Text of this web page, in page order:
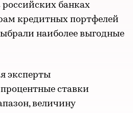
российских банках
кредитных портфелей
наиболее выгодные
эксперты
ставки
величину